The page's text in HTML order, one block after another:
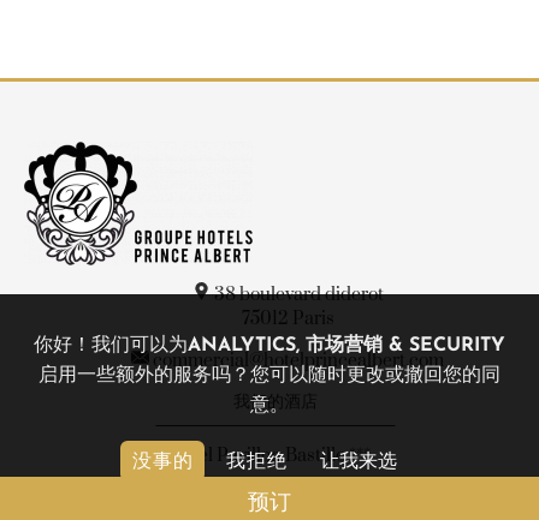
预订
38 boulevard diderot
75012 Paris
commercial@hotelprincealbert.com
我们的酒店
Hôtel Pavillon Bastille ***
Hôtel Prince Albert Gare de Lyon ***
你好！我们可以为ANALYTICS, 市场营销 & SECURITY
启用一些额外的服务吗？您可以随时更改或撤回您的同
意。
没事的 我拒绝 让我来选